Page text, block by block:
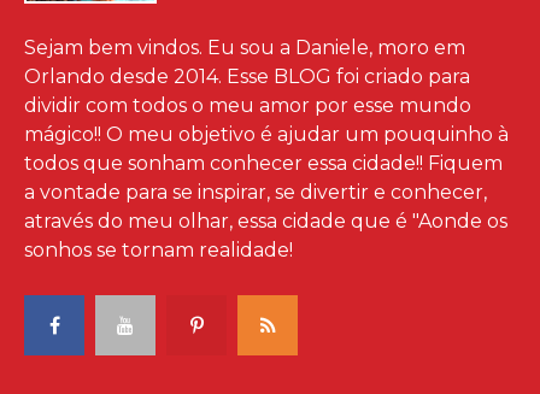
Sejam bem vindos. Eu sou a Daniele, moro em
Orlando desde 2014. Esse BLOG foi criado para
dividir com todos o meu amor por esse mundo
mágico!! O meu objetivo é ajudar um pouquinho à
todos que sonham conhecer essa cidade!! Fiquem
a vontade para se inspirar, se divertir e conhecer,
através do meu olhar, essa cidade que é "Aonde os
sonhos se tornam realidade!